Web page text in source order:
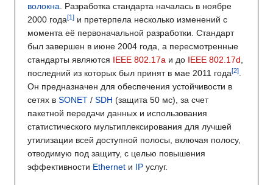
волокна . Разработка стандарта началась в ноябре
2000 года
и претерпела несколько изменений с
момента её первоначальной разработки. Стандарт
был завершен в июне 2004 года, а пересмотренные
стандарты являются IEEE 802.17a и до IEEE 802.17d
последний из которых был принят в мае 2011 года
Он предназначен для обеспечения устойчивости в
сетях в SONET / SDH (защита 50 мс), за счет
пакетной передачи данных и использования
статистического мультиплексирования для лучшей
утилизации всей доступной полосы, включая полосу,
отводимую под защиту, с целью повышения
эффективности Ethernet и IP услуг.